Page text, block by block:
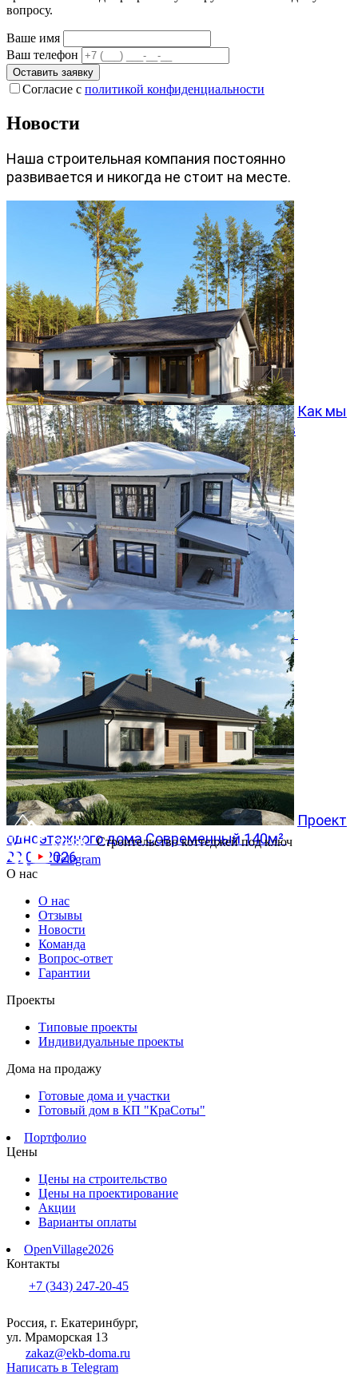
вопросу.
Ваше имя
Ваш телефон
Оставить заявку
Согласие с политикой конфиденциальности
Новости
Наша строительная компания постоянно
развивается и никогда не стоит на месте.
Как мы
превращаем типовой проект Хвойный 96 в
особенный дом
05.08.2026
Двухэтажный дом 366м² в КП Заповедник
28.07.2026
Проект
одноэтажного дома Современный 140м²
20.07.2026
Строительство коттеджей под ключ
Telegram
О нас
О нас
Отзывы
Новости
Команда
Вопрос-ответ
Гарантии
Проекты
Типовые проекты
Индивидуальные проекты
Дома на продажу
Готовые дома и участки
Готовый дом в КП "КраСоты"
Портфолио
Цены
Цены на строительство
Цены на проектирование
Акции
Варианты оплаты
OpenVillage2026
Контакты
+7 (343) 247-20-45
Россия, г. Екатеринбург,
ул. Мраморская 13
zakaz@ekb-doma.ru
Написать в Telegram